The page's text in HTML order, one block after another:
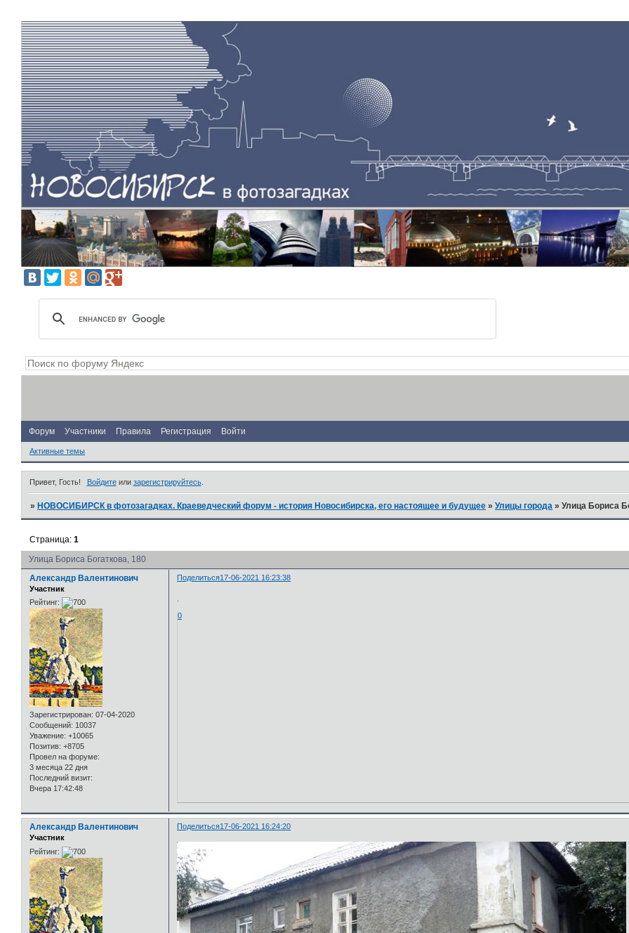
Форум Участники Правила Регистрация Войти
Активные темы
Привет, Гость! Войдитеили зарегистрируйтесь.
»НОВОСИБИРСК в фотозагадках. Краеведческий форум - история Новосибирска, его настоящее и будущее »Улицы города »Улица Бориса
Улица Бориса Богаткова, 180
Страница:1
Поделиться17-06-2021 16:23:38
Александр Валентинович
Участник
Рейтинг:
Зарегистрирован: 07-04-2020
Сообщений: 10037
Уважение: +10065
Позитив: +8705
Провел на форуме:
3 месяца 22 дня
Последний визит:
Вчера 17:42:48
0
Поделиться17-06-2021 16:24:20
Александр Валентинович
Участник
Рейтинг: